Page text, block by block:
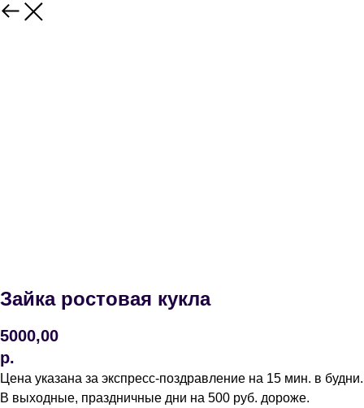
Зайка ростовая кукла
5000,00
р.
Цена указана за экспресс-поздравление на 15 мин. в будни.
В выходные, праздничные дни на 500 руб. дороже.